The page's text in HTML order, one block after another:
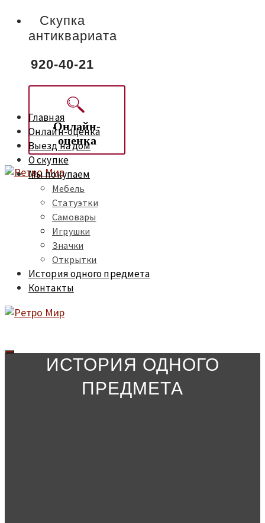
Скупка
антиквариата
920-40-21
Онлайн-
оценка
Главная
Онлайн-оценка
Выезд на дом
О скупке
Мы покупаем
Мебель
Статуэтки
Самовары
Игрушки
Значки
Открытки
История одного предмета
Контакты
ИСТОРИЯ ОДНОГО
ПРЕДМЕТА